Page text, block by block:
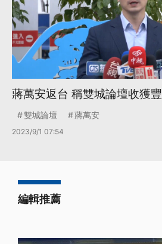
蔣萬安返台 稱雙城論壇收獲豐
雙城論壇 蔣萬安
2023/9/1 07:54
編輯推薦